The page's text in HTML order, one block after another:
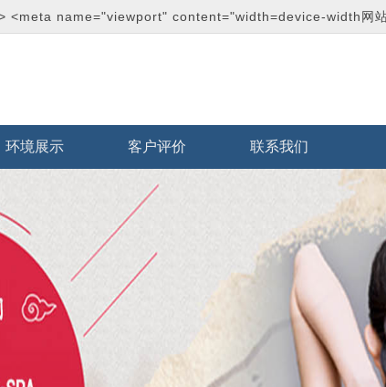
<meta name="viewport" content="width=device-width网
环境展示 客户评价 联系我们